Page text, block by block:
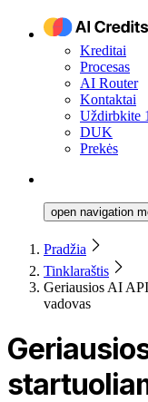
Kreditai
Procesas
AI Router
Kontaktai
Uždirbkite
DUK
Prekės
open navigation
Pradžia
Tinklaraštis
Geriausios AI
vadovas